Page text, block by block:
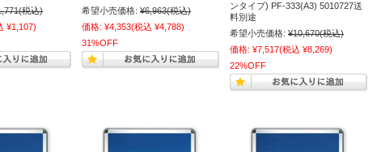
(税込)
¥1,107)
希望小売価格: ¥6,963(税込)
価格: ¥4,353(税込 ¥4,788)
31%OFF
ンタイプ) PF-333(A3) 5010727送
料別途
希望小売価格: ¥10,670(税込)
価格: ¥7,517(税込 ¥8,269)
22%OFF